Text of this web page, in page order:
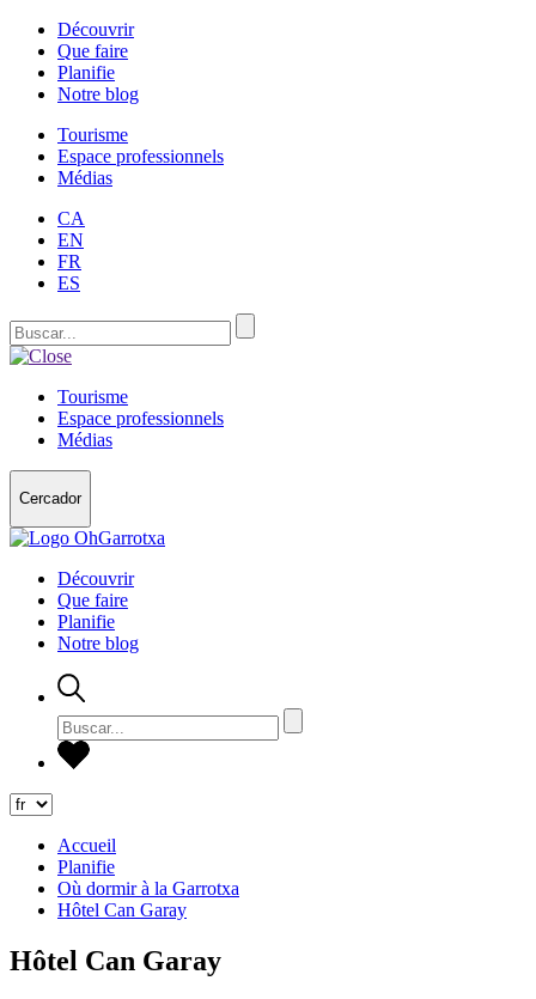
Découvrir
Que faire
Planifie
Notre blog
Tourisme
Espace professionnels
Médias
CA
EN
FR
ES
Tourisme
Espace professionnels
Médias
Cercador
Découvrir
Que faire
Planifie
Notre blog
Accueil
Planifie
Où dormir à la Garrotxa
Hôtel Can Garay
Hôtel Can Garay